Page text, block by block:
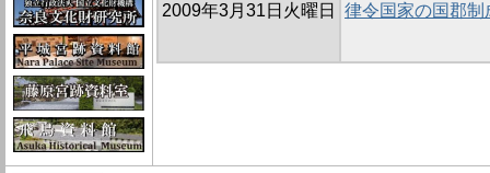
2009年3月31日火曜日 律令国家の国郡